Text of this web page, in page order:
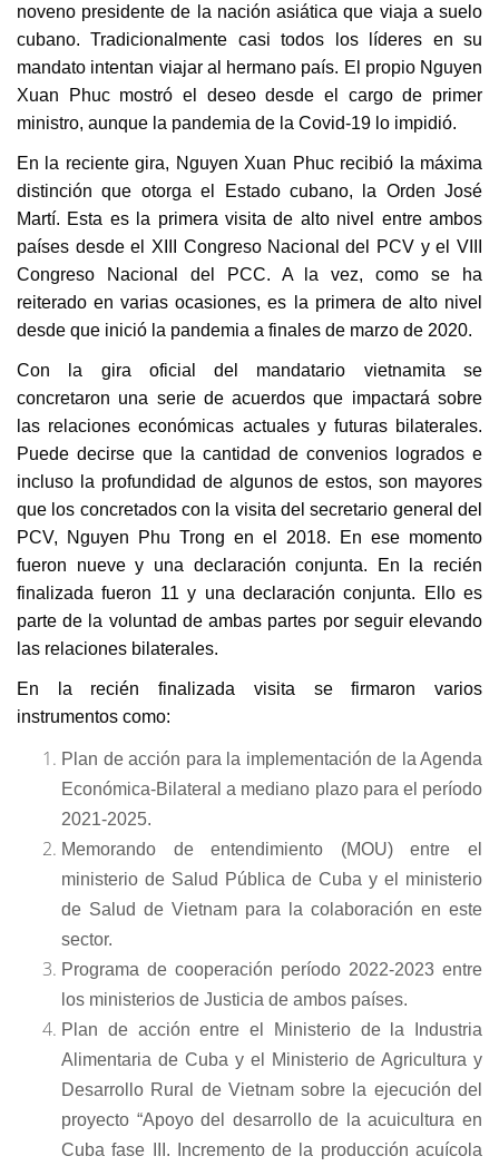
noveno presidente de la nación asiática que viaja a suelo
cubano. Tradicionalmente casi todos los líderes en su
mandato intentan viajar al hermano país. El propio Nguyen
Xuan Phuc mostró el deseo desde el cargo de primer
ministro, aunque la pandemia de la Covid-19 lo impidió.
En la reciente gira, Nguyen Xuan Phuc recibió la máxima
distinción que otorga el Estado cubano, la Orden José
Martí. Esta es la primera visita de alto nivel entre ambos
países desde el XIII Congreso Nacional del PCV y el VIII
Congreso Nacional del PCC. A la vez, como se ha
reiterado en varias ocasiones, es la primera de alto nivel
desde que inició la pandemia a finales de marzo de 2020.
Con la gira oficial del mandatario vietnamita se
concretaron una serie de acuerdos que impactará sobre
las relaciones económicas actuales y futuras bilaterales.
Puede decirse que la cantidad de convenios logrados e
incluso la profundidad de algunos de estos, son mayores
que los concretados con la visita del secretario general del
PCV, Nguyen Phu Trong en el 2018. En ese momento
fueron nueve y una declaración conjunta. En la recién
finalizada fueron 11 y una declaración conjunta. Ello es
parte de la voluntad de ambas partes por seguir elevando
las relaciones bilaterales.
En la recién finalizada visita se firmaron varios
instrumentos como:
Plan de acción para la implementación de la Agenda
Económica-Bilateral a mediano plazo para el período
2021-2025.
Memorando de entendimiento (MOU) entre el
ministerio de Salud Pública de Cuba y el ministerio
de Salud de Vietnam para la colaboración en este
sector.
Programa de cooperación período 2022-2023 entre
los ministerios de Justicia de ambos países.
Plan de acción entre el Ministerio de la Industria
Alimentaria de Cuba y el Ministerio de Agricultura y
Desarrollo Rural de Vietnam sobre la ejecución del
proyecto “Apoyo del desarrollo de la acuicultura en
Cuba fase III. Incremento de la producción acuícola